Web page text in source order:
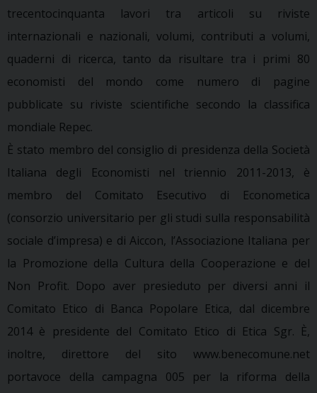
trecentocinquanta lavori tra articoli su riviste
internazionali e nazionali, volumi, contributi a volumi,
quaderni di ricerca, tanto da risultare tra i primi 80
economisti del mondo come numero di pagine
pubblicate su riviste scientifiche secondo la classifica
mondiale Repec.
È stato membro del consiglio di presidenza della Società
Italiana degli Economisti nel triennio 2011-2013, è
membro del Comitato Esecutivo di Econometica
(consorzio universitario per gli studi sulla responsabilità
sociale d’impresa) e di Aiccon, l’Associazione Italiana per
la Promozione della Cultura della Cooperazione e del
Non Profit. Dopo aver presieduto per diversi anni il
Comitato Etico di Banca Popolare Etica, dal dicembre
2014 è presidente del Comitato Etico di Etica Sgr. È,
inoltre, direttore del sito www.benecomune.net
portavoce della campagna 005 per la riforma della